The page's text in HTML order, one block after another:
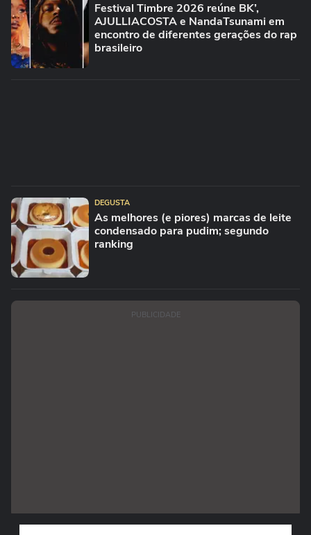
Festival Timbre 2026 reúne BK’,
AJULLIACOSTA e NandaTsunami em
encontro de diferentes gerações do rap
brasileiro
DEGUSTA
As melhores (e piores) marcas de leite
condensado para pudim; segundo
ranking
PUBLICIDADE